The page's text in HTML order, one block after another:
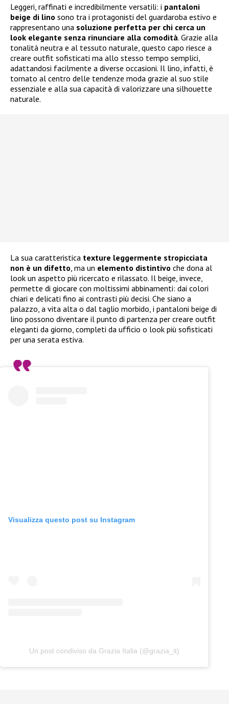
Leggeri, raffinati e incredibilmente versatili: i pantaloni
beige di lino sono tra i protagonisti del guardaroba estivo e
rappresentano una soluzione perfetta per chi cerca un
look elegante senza rinunciare alla comodità. Grazie alla
tonalità neutra e al tessuto naturale, questo capo riesce a
creare outfit sofisticati ma allo stesso tempo semplici,
adattandosi facilmente a diverse occasioni. Il lino, infatti, è
tornato al centro delle tendenze moda grazie al suo stile
essenziale e alla sua capacità di valorizzare una silhouette
naturale.
La sua caratteristica texture leggermente stropicciata
non è un difetto, ma un elemento distintivo che dona al
look un aspetto più ricercato e rilassato. Il beige, invece,
permette di giocare con moltissimi abbinamenti: dai colori
chiari e delicati fino ai contrasti più decisi. Che siano a
palazzo, a vita alta o dal taglio morbido, i pantaloni beige di
lino possono diventare il punto di partenza per creare outfit
eleganti da giorno, completi da ufficio o look più sofisticati
per una serata estiva.
Visualizza questo post su Instagram
Un post condiviso da Grazia Italia (@grazia_it)